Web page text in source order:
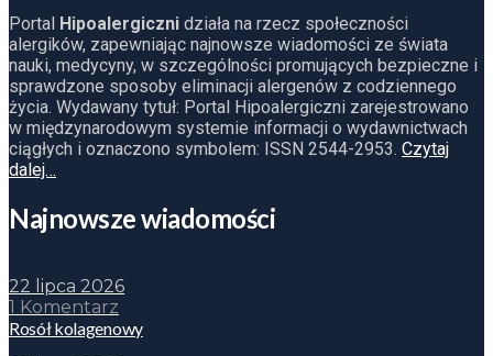
Portal Hipoalergiczni działa na rzecz społeczności
alergików, zapewniając najnowsze wiadomości ze świata
nauki, medycyny, w szczególności promujących bezpieczne i
sprawdzone sposoby eliminacji alergenów z codziennego
życia. Wydawany tytuł: Portal Hipoalergiczni zarejestrowano
w międzynarodowym systemie informacji o wydawnictwach
ciągłych i oznaczono symbolem: ISSN 2544-2953. Czytaj
dalej…
Najnowsze wiadomości
22 lipca 2026
1 Komentarz
Rosół kolagenowy